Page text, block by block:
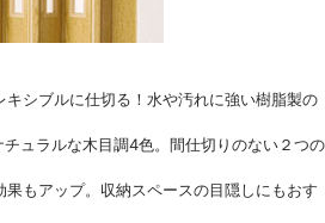
シブルに仕切る！水や汚れに強い樹脂製の
ュラルな木目調4色。間仕切りのない２つの
もアップ。収納スペースの目隠しにもおす